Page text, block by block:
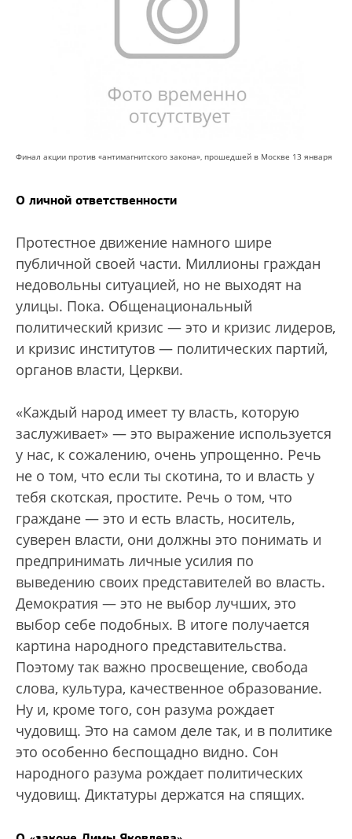
Финал акции против «антимагнитского закона», прошедшей в Москве 13 января
О личной ответственности
Протестное движение намного шире
публичной своей части. Миллионы граждан
недовольны ситуацией, но не выходят на
улицы. Пока. Общенациональный
политический кризис — это и кризис лидеров,
и кризис институтов — политических партий,
органов власти, Церкви.
«Каждый народ имеет ту власть, которую
заслуживает» — это выражение используется
у нас, к сожалению, очень упрощенно. Речь
не о том, что если ты скотина, то и власть у
тебя скотская, простите. Речь о том, что
граждане — это и есть власть, носитель,
суверен власти, они должны это понимать и
предпринимать личные усилия по
выведению своих представителей во власть.
Демократия — это не выбор лучших, это
выбор себе подобных. В итоге получается
картина народного представительства.
Поэтому так важно просвещение, свобода
слова, культура, качественное образование.
Ну и, кроме того, сон разума рождает
чудовищ. Это на самом деле так, и в политике
это особенно беспощадно видно. Сон
народного разума рождает политических
чудовищ. Диктатуры держатся на спящих.